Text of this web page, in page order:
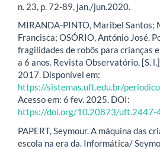
n. 23, p. 72-89, jan./jun.2020.
MIRANDA-PINTO, Maribel Santos;
Francisca; OSÓRIO, António José.
fragilidades de robôs para crianças
a 6 anos. Revista Observatório, [S.
2017. Disponível em:
https://sistemas.uft.edu.br/
Acesso em: 6 fev. 2025. DOI:
https://doi.org/10.20873/uft.2447-
PAPERT, Seymour. A máquina das
escola na era da. Informática/